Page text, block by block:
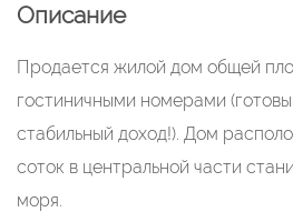
Описание
Продается жилой дом общей
гостиничными номерами
стабильный доход!). Дом
соток в центральной части
моря.